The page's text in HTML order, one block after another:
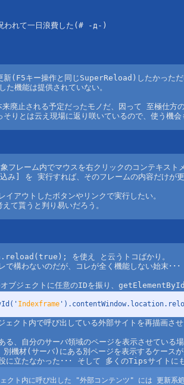
われて一日浪費した(# -д-)
(F5キー操作と同じSuperReload)したかっただ
た機能は提供されていない。
止される予定だったモノだ、因って 至極仕方の
りとは云え現場に返り咲いているので、使う機会
フレーム内でマウスを右クリックのコンテキスト
み] を 実行すれば、そのフレームの内容だけが
イアウトしたボタンやリンクで実行したい。
て貰うと判り易いだろう。
を使え と云うトコばかり。
で構わないのだが、コレが全く機能しない始末･･･
Indexframe
クト内で呼び出している外部サイトを再描画させ
る、自分のサーバ領域のページを表示させている
機材(サーバ)にある別ページを表示するケースが
クト内に呼び出した "外部コンテンツ" には 更新系処